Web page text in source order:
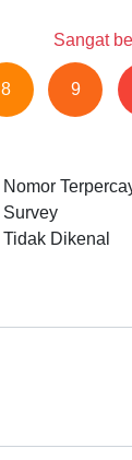
Sangat
8 9
Nomor
Survey
Tidak Dikenal